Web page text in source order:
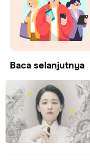
Baca selanjutnya